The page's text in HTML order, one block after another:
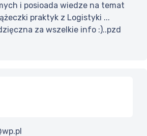
i posioada wiedze na temat
praktyk z Logistyki ...
za wszelkie info :)..pzd